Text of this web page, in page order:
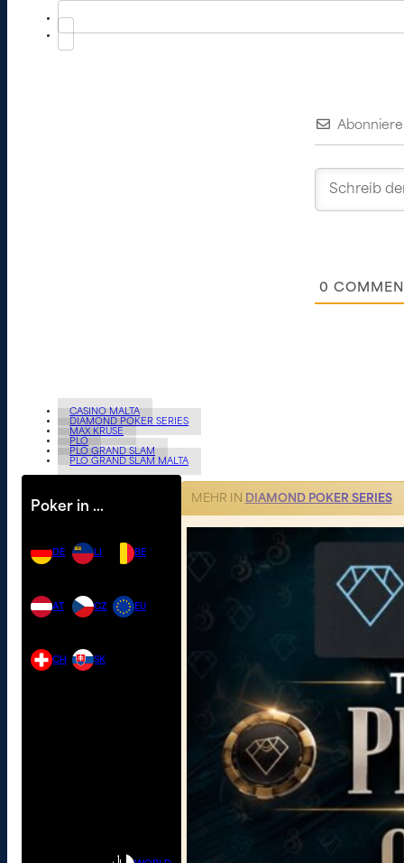
0
CASINO MALTA
DIAMOND POKER SERIES
MAX KRUSE
PLO
PLO GRAND SLAM
PLO GRAND SLAM MALTA
Poker in …
DE
AT
CH
LI
CZ
SK
BE
EU
MEHR IN DIAMOND POKER SERIES